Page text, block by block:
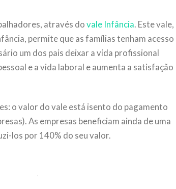
através dovale Infância. Este vale,
permite que as famílias tenham acesso
um dos pais deixar a vida profissional
e a vida laboral e aumenta a satisfação
o valor do vale está isento do pagamento
As empresas beneficiam ainda de uma
los por 140% do seu valor.